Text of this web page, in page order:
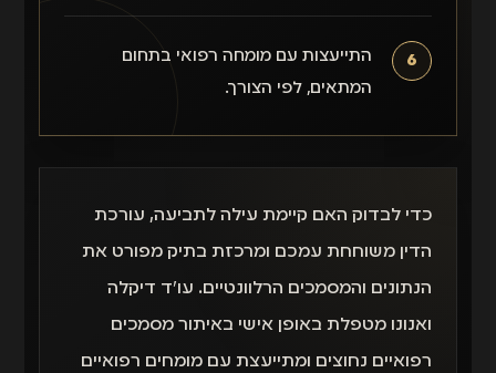
התייעצות עם מומחה רפואי בתחום
המתאים, לפי הצורך.
כדי לבדוק האם קיימת עילה לתביעה, עורכת
הדין משוחחת עמכם ומרכזת בתיק מפורט את
הנתונים והמסמכים הרלוונטיים. עו״ד דיקלה
ואנונו מטפלת באופן אישי באיתור מסמכים
רפואיים נחוצים ומתייעצת עם מומחים רפואיים